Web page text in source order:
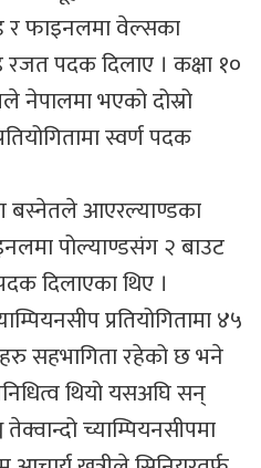
फाइनलमा वेल्सका
पदक दिलाए । कक्षा १०
भएको दोस्रो
स्वर्ण पदक
बस्नेतले आएरल्याण्डका
पोल्याण्डसंग २ बाउट
दिलाएका थिए ।
प्रतियोगितामा ४५
सहभागिता रहेको छ भने
थियो यसअघि सन्
च्याम्पियनसीपमा